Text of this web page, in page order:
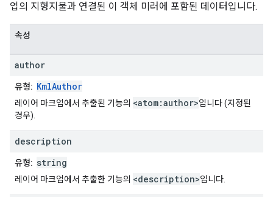
업의 지형지물과 연결된 이 객체 미러에 포함된 데이터입니다.
속성
author
유형: KmlAuthor
레이어 마크업에서 추출된 기능의 <atom:author>입니다 (지정된
경우).
description
유형: string
레이어 마크업에서 추출한 기능의 <description>입니다.